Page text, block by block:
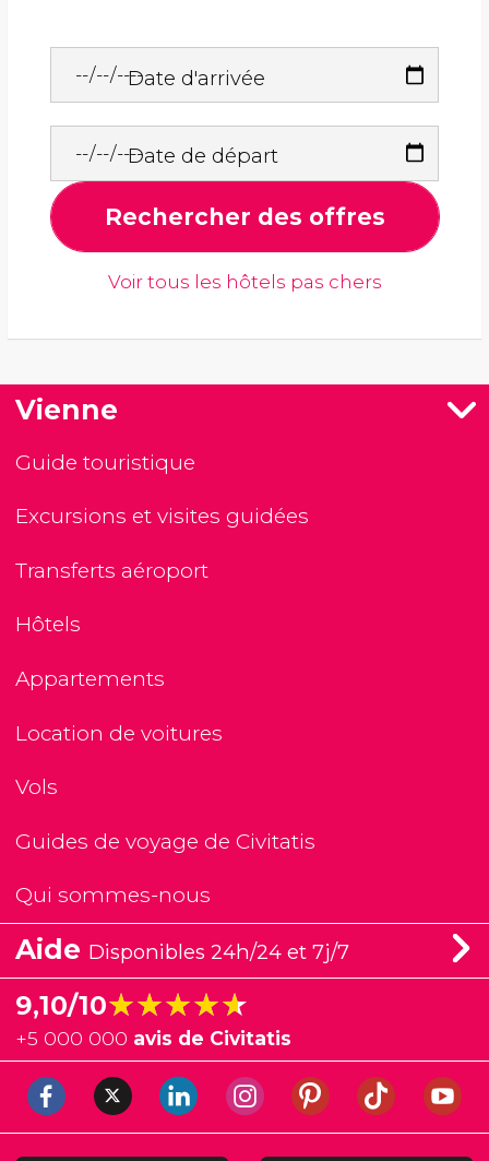
Date d'arrivée
Date de départ
Rechercher des offres
Voir tous les hôtels pas chers
Vienne
Guide touristique
Excursions et visites guidées
Transferts aéroport
Hôtels
Appartements
Location de voitures
Vols
Guides de voyage de Civitatis
Qui sommes-nous
Aide Disponibles 24h/24 et 7j/7
9,10/10★★★★★
★★★★★
+5 000 000 avis de Civitatis